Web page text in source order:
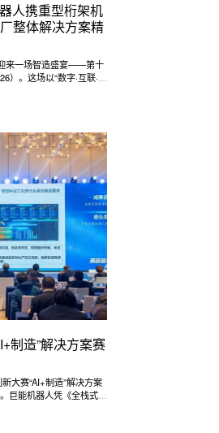
人携重型桁架机
整体解决方案精
来一场智造盛宴——第十
。这场以“数字·互联·智
工具产业链上下游人士搭
制造”解决方案赛
大赛“AI+制造”解决方案
巨能机器人凭《全栈式智